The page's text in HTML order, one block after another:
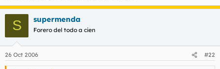
S supermenda
Forero del todo a cien
26 Oct 2006 #22